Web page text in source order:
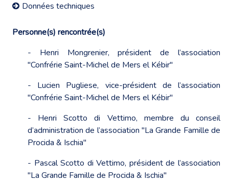
Données techniques
Personne(s) rencontrée(s)
- Henri Mongrenier, président de l’association
"Confrérie Saint-Michel de Mers el Kébir"
- Lucien Pugliese, vice-président de l’association
"Confrérie Saint-Michel de Mers el Kébir"
- Henri Scotto di Vettimo, membre du conseil
d’administration de l’association "La Grande Famille de
Procida & Ischia"
- Pascal Scotto di Vettimo, président de l’association
"La Grande Famille de Procida & Ischia"